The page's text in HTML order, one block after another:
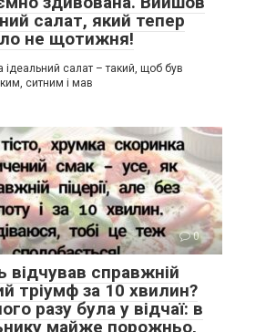
салат, який тепер
не щотижня!
ідеальний салат – такий, щоб був
ситним і мав
0
відчував справжній
тріумф за 10 хвилин?
разу була у відчаї: в
майже порожньо,